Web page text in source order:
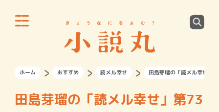
ホーム おすすめ 読メル幸せ 田島芽瑠の「読メル幸せ」
田島芽瑠の「読メル幸せ」第73